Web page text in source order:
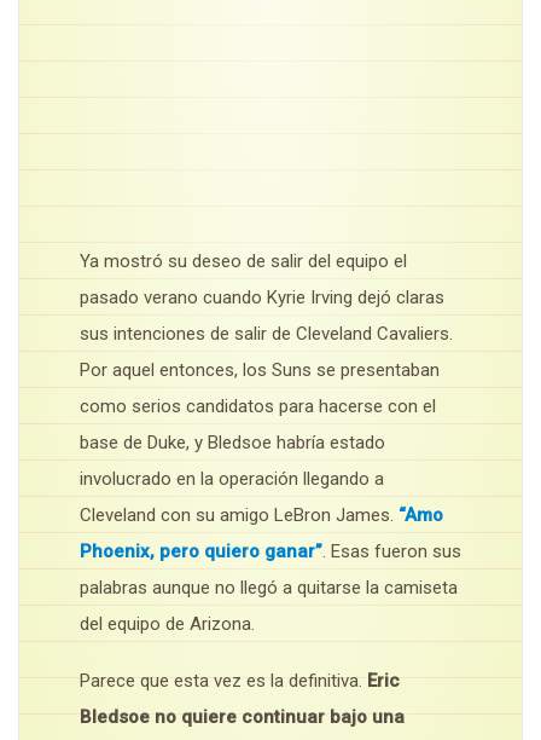
Ya mostró su deseo de salir del equipo el
pasado verano cuando Kyrie Irving dejó claras
sus intenciones de salir de Cleveland Cavaliers.
Por aquel entonces, los Suns se presentaban
como serios candidatos para hacerse con el
base de Duke, y Bledsoe habría estado
involucrado en la operación llegando a
Cleveland con su amigo LeBron James. “Amo
Phoenix, pero quiero ganar” . Esas fueron sus
palabras aunque no llegó a quitarse la camiseta
del equipo de Arizona.
Parece que esta vez es la definitiva. Eric
Bledsoe no quiere continuar bajo una